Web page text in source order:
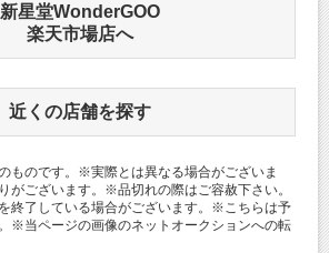
新星堂WonderGOO
楽天市場店へ
近くの店舗を探す
ものです。※実際とは異なる場合がございま
がございます。※品切れの際はご容赦下さい。
終了している場合がございます。※こちらは予
※当ページの画像のネットオークションへの転